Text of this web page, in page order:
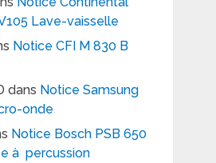
Lave-vaisselle
Notice CFI M 830 B
dans Notice Samsung
onde
Notice Bosch PSB 650
à percussion